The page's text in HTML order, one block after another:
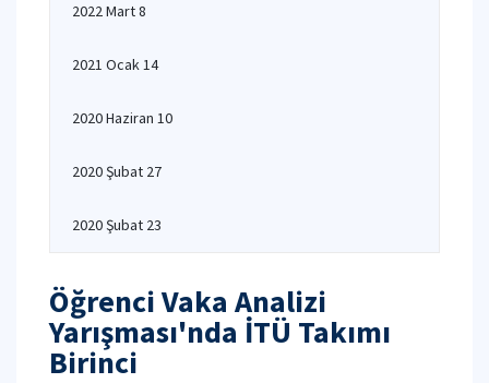
2022 Mart 8
2021 Ocak 14
2020 Haziran 10
2020 Şubat 27
2020 Şubat 23
Öğrenci Vaka Analizi
Yarışması'nda İTÜ Takımı
Birinci